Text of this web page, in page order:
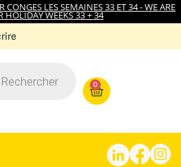
CONGES LES SEMAINES 33 ET 34 - WE ARE
HOLIDAY WEEKS 33 + 34
0